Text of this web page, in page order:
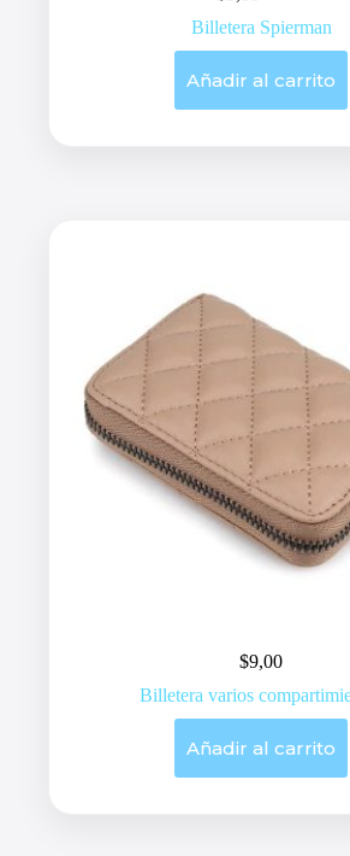
price
price
Billetera Spierman
Añadir al carrito
$9,00
Billetera varios
Añadir al carrito